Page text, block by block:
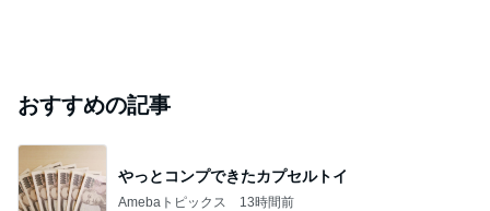
おすすめの記事
やっとコンプできたカプセルトイ
Amebaトピックス 13時間前